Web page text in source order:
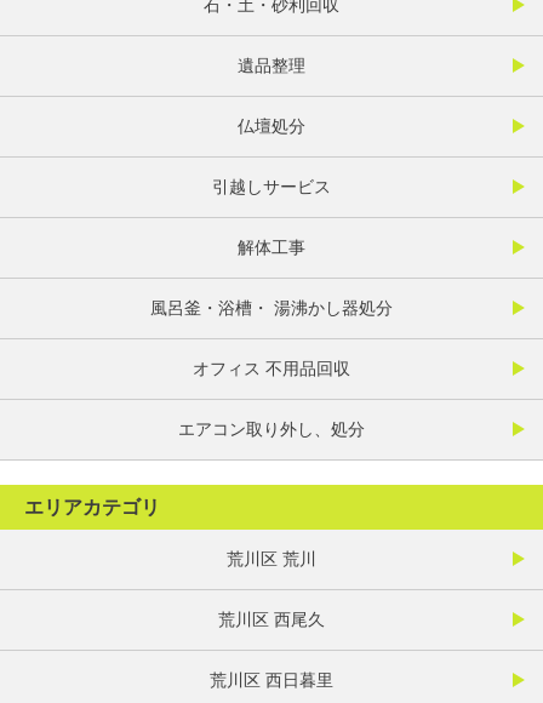
石・土・砂利回収
遺品整理
仏壇処分
引越しサービス
解体工事
風呂釜・浴槽・ 湯沸かし器処分
オフィス 不用品回収
エアコン取り外し、処分
エリアカテゴリ
荒川区 荒川
荒川区 西尾久
荒川区 西日暮里